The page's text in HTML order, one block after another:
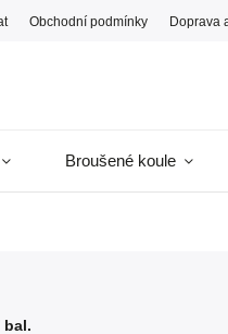
Obchodní podmínky Doprava
Broušené koule
bal.